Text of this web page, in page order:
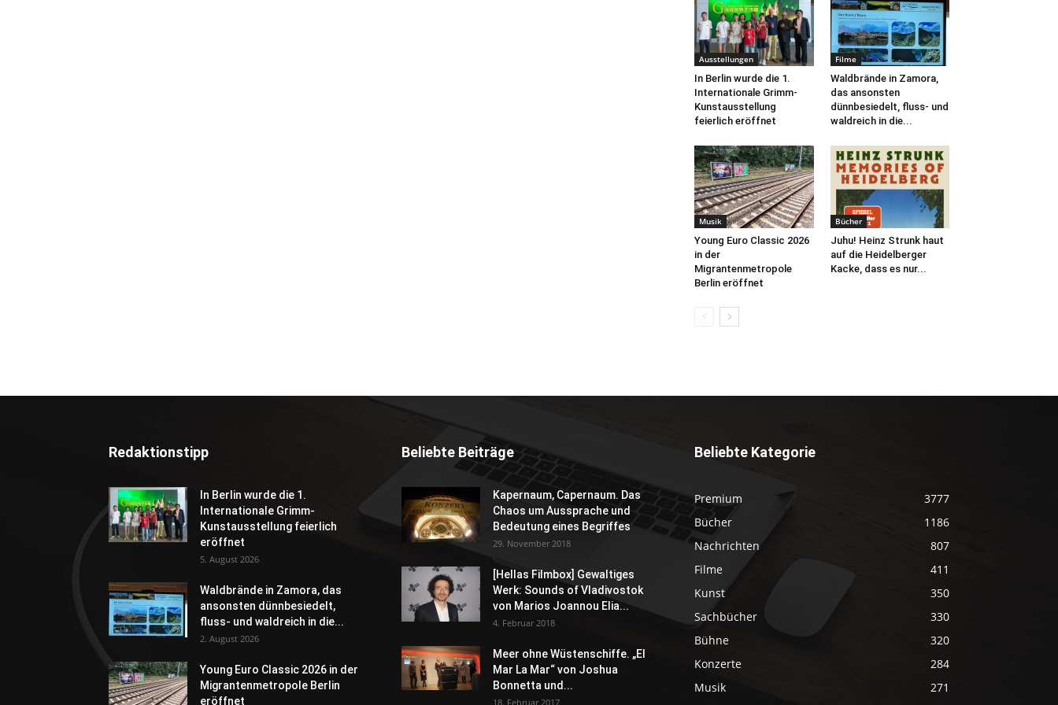
Ausstellungen
In Berlin wurde die 1.
Internationale Grimm-
Kunstausstellung
feierlich eröffnet
Filme
Waldbrände in Zamora,
das ansonsten
dünnbesiedelt, fluss- und
waldreich in die...
Musik
Young Euro Classic 2026
in der
Migrantenmetropole
Berlin eröffnet
Bücher
Juhu! Heinz Strunk haut
auf die Heidelberger
Kacke, dass es nur...
Redaktionstipp
In Berlin wurde die 1.
Internationale Grimm-
Kunstausstellung feierlich
eröffnet
5. August 2026
Waldbrände in Zamora, das
ansonsten dünnbesiedelt,
fluss- und waldreich in die...
2. August 2026
Young Euro Classic 2026 in der
Migrantenmetropole Berlin
eröffnet
Beliebte Beiträge
Kapernaum, Capernaum. Das
Chaos um Aussprache und
Bedeutung eines Begriffes
29. November 2018
[Hellas Filmbox] Gewaltiges
Werk: Sounds of Vladivostok
von Marios Joannou Elia...
4. Februar 2018
Meer ohne Wüstenschiffe. „El
Mar La Mar“ von Joshua
Bonnetta und...
18. Februar 2017
Beliebte Kategorie
Premium
3777
Bücher
1186
Nachrichten
807
Filme
411
Kunst
350
Sachbücher
330
Bühne
320
Konzerte
284
Musik
271